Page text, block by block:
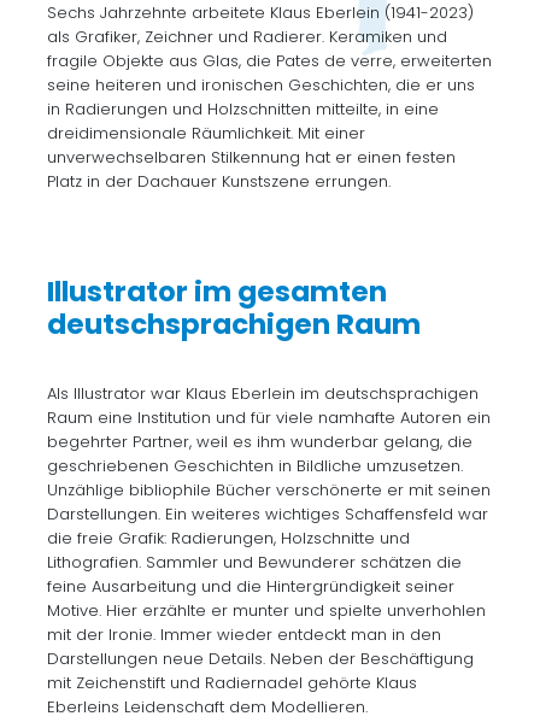
Sechs Jahrzehnte arbeitete Klaus Eberlein (1941-2023)
als Grafiker, Zeichner und Radierer. Keramiken und
fragile Objekte aus Glas, die Pates de verre, erweiterten
seine heiteren und ironischen Geschichten, die er uns
in Radierungen und Holzschnitten mitteilte, in eine
dreidimensionale Räumlichkeit. Mit einer
unverwechselbaren Stilkennung hat er einen festen
Platz in der Dachauer Kunstszene errungen.
Illustrator im gesamten
deutschsprachigen Raum
Als Illustrator war Klaus Eberlein im deutschsprachigen
Raum eine Institution und für viele namhafte Autoren ein
begehrter Partner, weil es ihm wunderbar gelang, die
geschriebenen Geschichten in Bildliche umzusetzen.
Unzählige bibliophile Bücher verschönerte er mit seinen
Darstellungen. Ein weiteres wichtiges Schaffensfeld war
die freie Grafik: Radierungen, Holzschnitte und
Lithografien. Sammler und Bewunderer schätzen die
feine Ausarbeitung und die Hintergründigkeit seiner
Motive. Hier erzählte er munter und spielte unverhohlen
mit der Ironie. Immer wieder entdeckt man in den
Darstellungen neue Details. Neben der Beschäftigung
mit Zeichenstift und Radiernadel gehörte Klaus
Eberleins Leidenschaft dem Modellieren.